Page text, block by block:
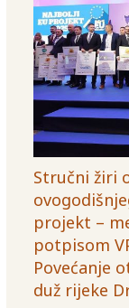
Stručni žiri
projekt –
potpisom
Povećanje
duž rijeke